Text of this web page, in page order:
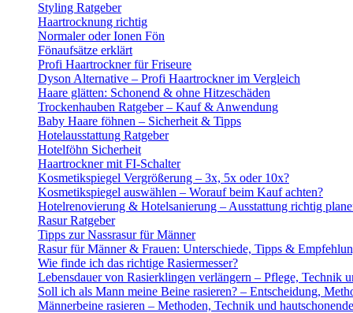
Styling Ratgeber
Haartrocknung richtig
Normaler oder Ionen Fön
Fönaufsätze erklärt
Profi Haartrockner für Friseure
Dyson Alternative – Profi Haartrockner im Vergleich
Haare glätten: Schonend & ohne Hitzeschäden
Trockenhauben Ratgeber – Kauf & Anwendung
Baby Haare föhnen – Sicherheit & Tipps
Hotelausstattung Ratgeber
Hotelföhn Sicherheit
Haartrockner mit FI-Schalter
Kosmetikspiegel Vergrößerung – 3x, 5x oder 10x?
Kosmetikspiegel auswählen – Worauf beim Kauf achten?
Hotelrenovierung & Hotelsanierung – Ausstattung richtig
Rasur Ratgeber
Tipps zur Nassrasur für Männer
Rasur für Männer & Frauen: Unterschiede, Tipps &
Wie finde ich das richtige Rasiermesser?
Lebensdauer von Rasierklingen verlängern – Pflege, Technik
Soll ich als Mann meine Beine rasieren? – Entscheidung,
Männerbeine rasieren – Methoden, Technik und